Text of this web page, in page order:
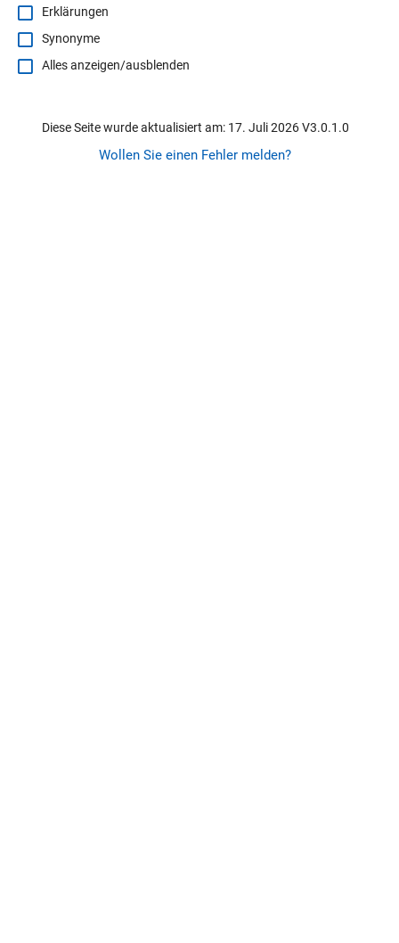
Erklärungen
Synonyme
Alles anzeigen/ausblenden
Diese Seite wurde aktualisiert am: 17. Juli 2026 V3.0.1.0
Wollen Sie einen Fehler melden?